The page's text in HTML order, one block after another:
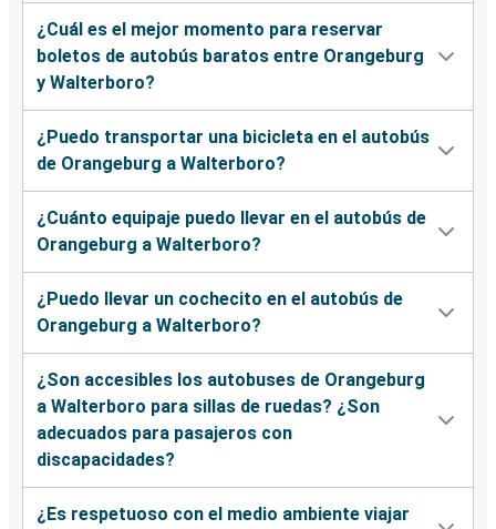
¿Cuál es el mejor momento para reservar
boletos de autobús baratos entre Orangeburg
y Walterboro?
¿Puedo transportar una bicicleta en el autobús
de Orangeburg a Walterboro?
¿Cuánto equipaje puedo llevar en el autobús de
Orangeburg a Walterboro?
¿Puedo llevar un cochecito en el autobús de
Orangeburg a Walterboro?
¿Son accesibles los autobuses de Orangeburg
a Walterboro para sillas de ruedas? ¿Son
adecuados para pasajeros con
discapacidades?
¿Es respetuoso con el medio ambiente viajar